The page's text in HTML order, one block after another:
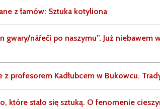
z łamów: Sztuka kotyliona
gwary/nářečí po naszymu”. Już niebawem
z profesorem Kadłubcem w Bukowcu.
które stało się sztuką. O fenomenie